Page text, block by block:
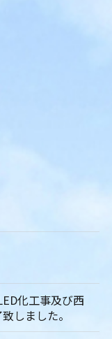
化工事及び西
しました。